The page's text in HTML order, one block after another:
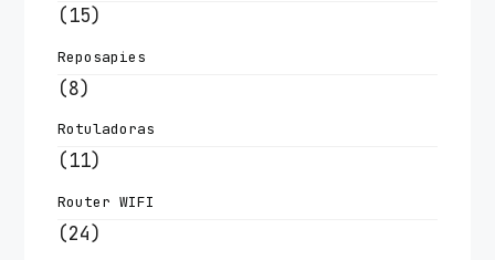
(15)
Reposapies
(8)
Rotuladoras
(11)
Router WIFI
(24)